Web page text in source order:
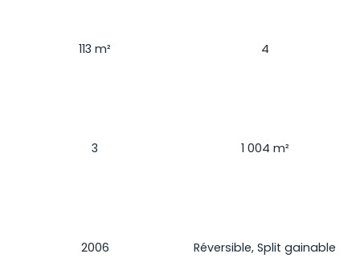
113m²
4
3
1 004 m²
2006
Réversible, Split gainable